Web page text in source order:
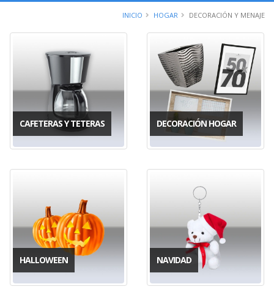
INICIO HOGAR DECORACIÓN Y MENAJE
CAFETERAS Y TETERAS DECORACIÓN HOGAR
HALLOWEEN NAVIDAD